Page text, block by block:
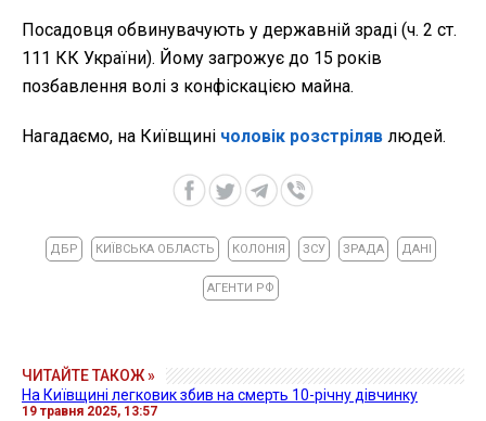
Посадовця обвинувачують у державній зраді (ч. 2 ст.
111 КК України). Йому загрожує до 15 років
позбавлення волі з конфіскацією майна.
Нагадаємо, на Київщині чоловік розстріляв людей.
ДБР КИЇВСЬКА ОБЛАСТЬ КОЛОНІЯ ЗСУ ЗРАДА ДАНІ
АГЕНТИ РФ
ЧИТАЙТЕ ТАКОЖ »
На Київщині легковик збив на смерть 10-річну дівчинку
19 травня 2025, 13:57